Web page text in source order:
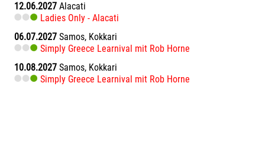
12.06.2027 Alacati
Ladies Only - Alacati
06.07.2027 Samos, Kokkari
Simply Greece Learnival mit Rob Horne
10.08.2027 Samos, Kokkari
Simply Greece Learnival mit Rob Horne